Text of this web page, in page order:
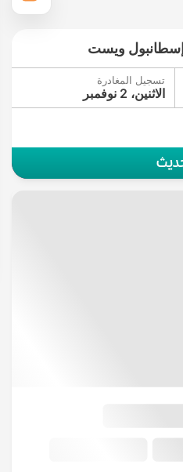
إسطانبول ويست
تسجيل المغادرة
الاثنين، 2 نوفمبر